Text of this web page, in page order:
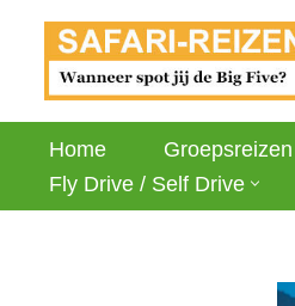
naar
Home Groepsreizen
Fly Drive / Self Drive